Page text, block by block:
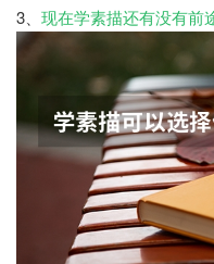
3、 现在学素描还有没有前